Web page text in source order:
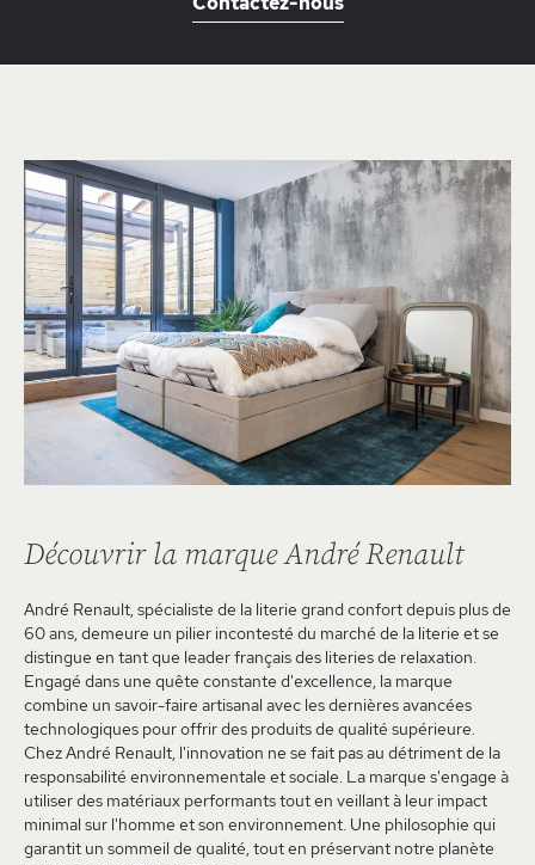
Découvrir la marque André Renault
André Renault, spécialiste de la literie grand confort depuis plus de
60 ans, demeure un pilier incontesté du marché de la literie et se
distingue en tant que leader français des literies de relaxation.
Engagé dans une quête constante d'excellence, la marque
combine un savoir-faire artisanal avec les dernières avancées
technologiques pour offrir des produits de qualité supérieure.
Chez André Renault, l'innovation ne se fait pas au détriment de la
responsabilité environnementale et sociale. La marque s'engage à
utiliser des matériaux performants tout en veillant à leur impact
minimal sur l'homme et son environnement. Une philosophie qui
garantit un sommeil de qualité, tout en préservant notre planète